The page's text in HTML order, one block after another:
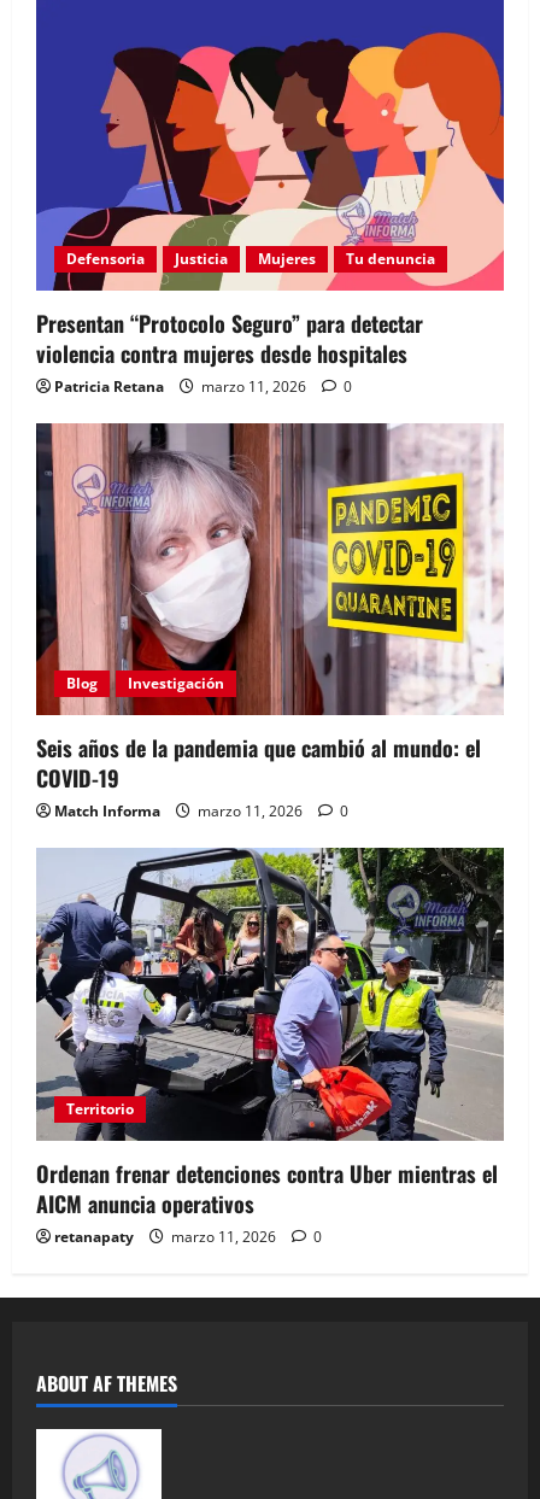
5
sigue intacta
marzo 5, 2026 0
Defensoria Justicia Mujeres Tu denuncia
Presentan “Protocolo Seguro” para detectar
violencia contra mujeres desde hospitales
Patricia Retana marzo 11, 2026 0
Blog Investigación
Seis años de la pandemia que cambió al mundo: el
COVID-19
Match Informa marzo 11, 2026 0
Territorio
Ordenan frenar detenciones contra Uber mientras el
AICM anuncia operativos
retanapaty marzo 11, 2026 0
ABOUT AF THEMES